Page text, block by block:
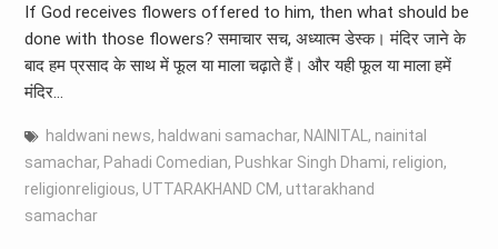
If God receives flowers offered to him, then what should be
done with those flowers? समाचार सच, अध्यात्म डेस्क। मंदिर जाने के
बाद हम प्रसाद के साथ में फूल या माला चढ़ाते हैं। और यही फूल या माला हमें
मंदिर…
haldwani news, haldwani samachar, NAINITAL , nainital
samachar, Pahadi Comedian, Pushkar Singh Dhami, religion,
religionreligious, UTTARAKHAND CM, uttarakhand
samachar